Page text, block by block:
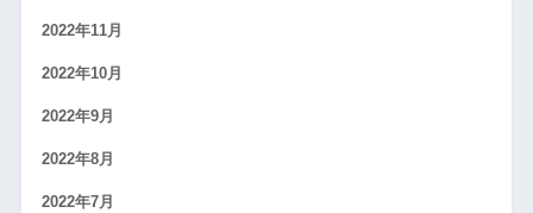
2022年11月
2022年10月
2022年9月
2022年8月
2022年7月